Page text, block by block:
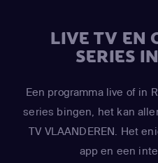
LIVE TV EN
SERIES
Een programma live of in
series bingen, het kan
TV VLAANDEREN. Het
app en een